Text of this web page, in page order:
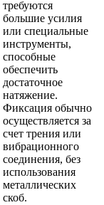
требуются
большие усилия
или специальные
инструменты,
способные
обеспечить
достаточное
натяжение.
Фиксация обычно
осуществляется за
счет трения или
вибрационного
соединения, без
использования
металлических
скоб.